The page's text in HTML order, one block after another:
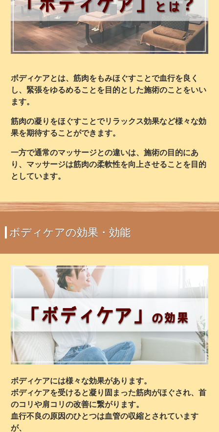
ボディケアとは、筋肉をもみほぐすことで血行を良く
し、緊張をゆるめることを目的とした施術のことをいい
ます。
筋肉の凝りをほぐすことでリラックス効果など様々な効
果を期待することができます。
一方で通常のマッサージとの違いは、施術の目的にあ
り、マッサージは筋肉の柔軟性を向上させることを目的
としています。
ボディケアの効果・効能
ボディケアには様々な効果があります。
ボディケアを受けると凝り固まった筋肉がほぐされ、首
のコリや肩コリの改善に繋がります。
血行不良の原因のひとつは血管の収縮とされています
が、